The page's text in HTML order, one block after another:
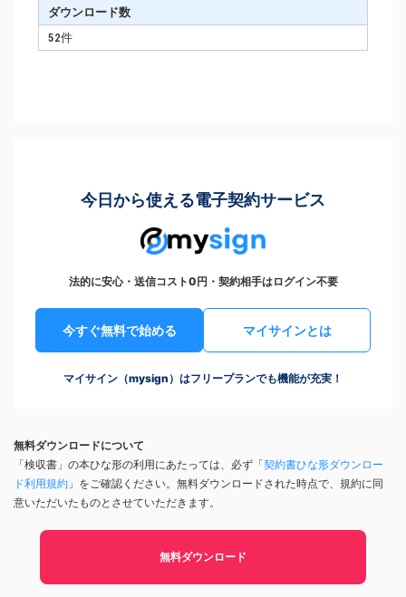
ダウンロード数
52件
今日から使える電子契約サービス
法的に安心・送信コスト0円・契約相手はログイン不要
今すぐ無料で始める マイサインとは
マイサイン（mysign）はフリープランでも機能が充実！
無料ダウンロードについて
「検収書」の本ひな形の利用にあたっては、必ず「契約書ひな形ダウンロー
ド利用規約 」をご確認ください。無料ダウンロードされた時点で、規約に同
意いただいたものとさせていただきます。
無料ダウンロード